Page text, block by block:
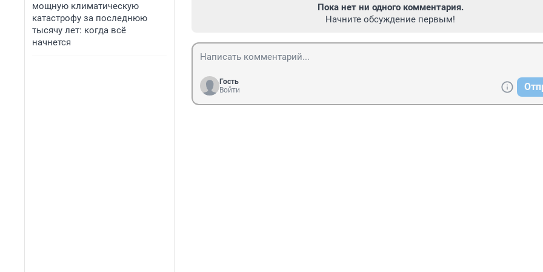
мощную климатическую
катастрофу за последнюю
тысячу лет: когда всё
начнется
Пока нет ни одного комментария.
Начните обсуждение первым!
Гость
Войти